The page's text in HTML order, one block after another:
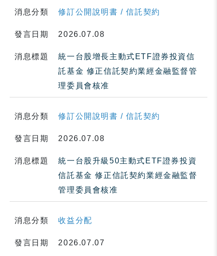
消息分類 修訂公開說明書 / 信託契約
發言日期 2026.07.08
消息標題
統一台股增長主動式ETF證券投資信
託基金 修正信託契約業經金融監督管
理委員會核准
消息分類 修訂公開說明書 / 信託契約
發言日期 2026.07.08
消息標題
統一台股升級50主動式ETF證券投資
信託基金 修正信託契約業經金融監督
管理委員會核准
消息分類 收益分配
發言日期 2026.07.07